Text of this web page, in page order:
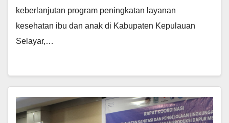
keberlanjutan program peningkatan layanan
kesehatan ibu dan anak di Kabupaten Kepulauan
Selayar,…